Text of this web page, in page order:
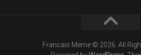
Francais Meme © 2026. All